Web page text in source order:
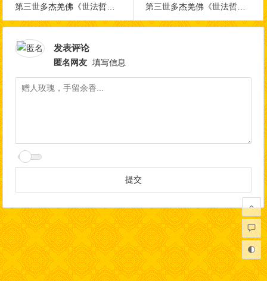
第三世多杰羌佛《世法哲言》（七十七）
第三世多杰羌佛《世法哲言》（七十九）
发表评论
匿名网友 填写信息